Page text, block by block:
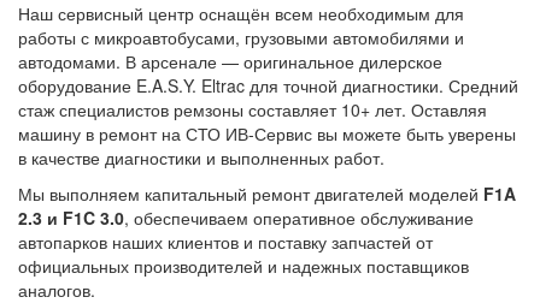
Наш сервисный центр оснащён всем необходимым для
работы с микроавтобусами, грузовыми автомобилями и
автодомами. В арсенале — оригинальное дилерское
оборудование E.A.S.Y. Eltrac для точной диагностики. Средний
стаж специалистов ремзоны составляет 10+ лет. Оставляя
машину в ремонт на СТО ИВ-Сервис вы можете быть уверены
в качестве диагностики и выполненных работ.
Мы выполняем капитальный ремонт двигателей моделей F1A
2.3 и F1C 3.0, обеспечиваем оперативное обслуживание
автопарков наших клиентов и поставку запчастей от
официальных производителей и надежных поставщиков
аналогов.